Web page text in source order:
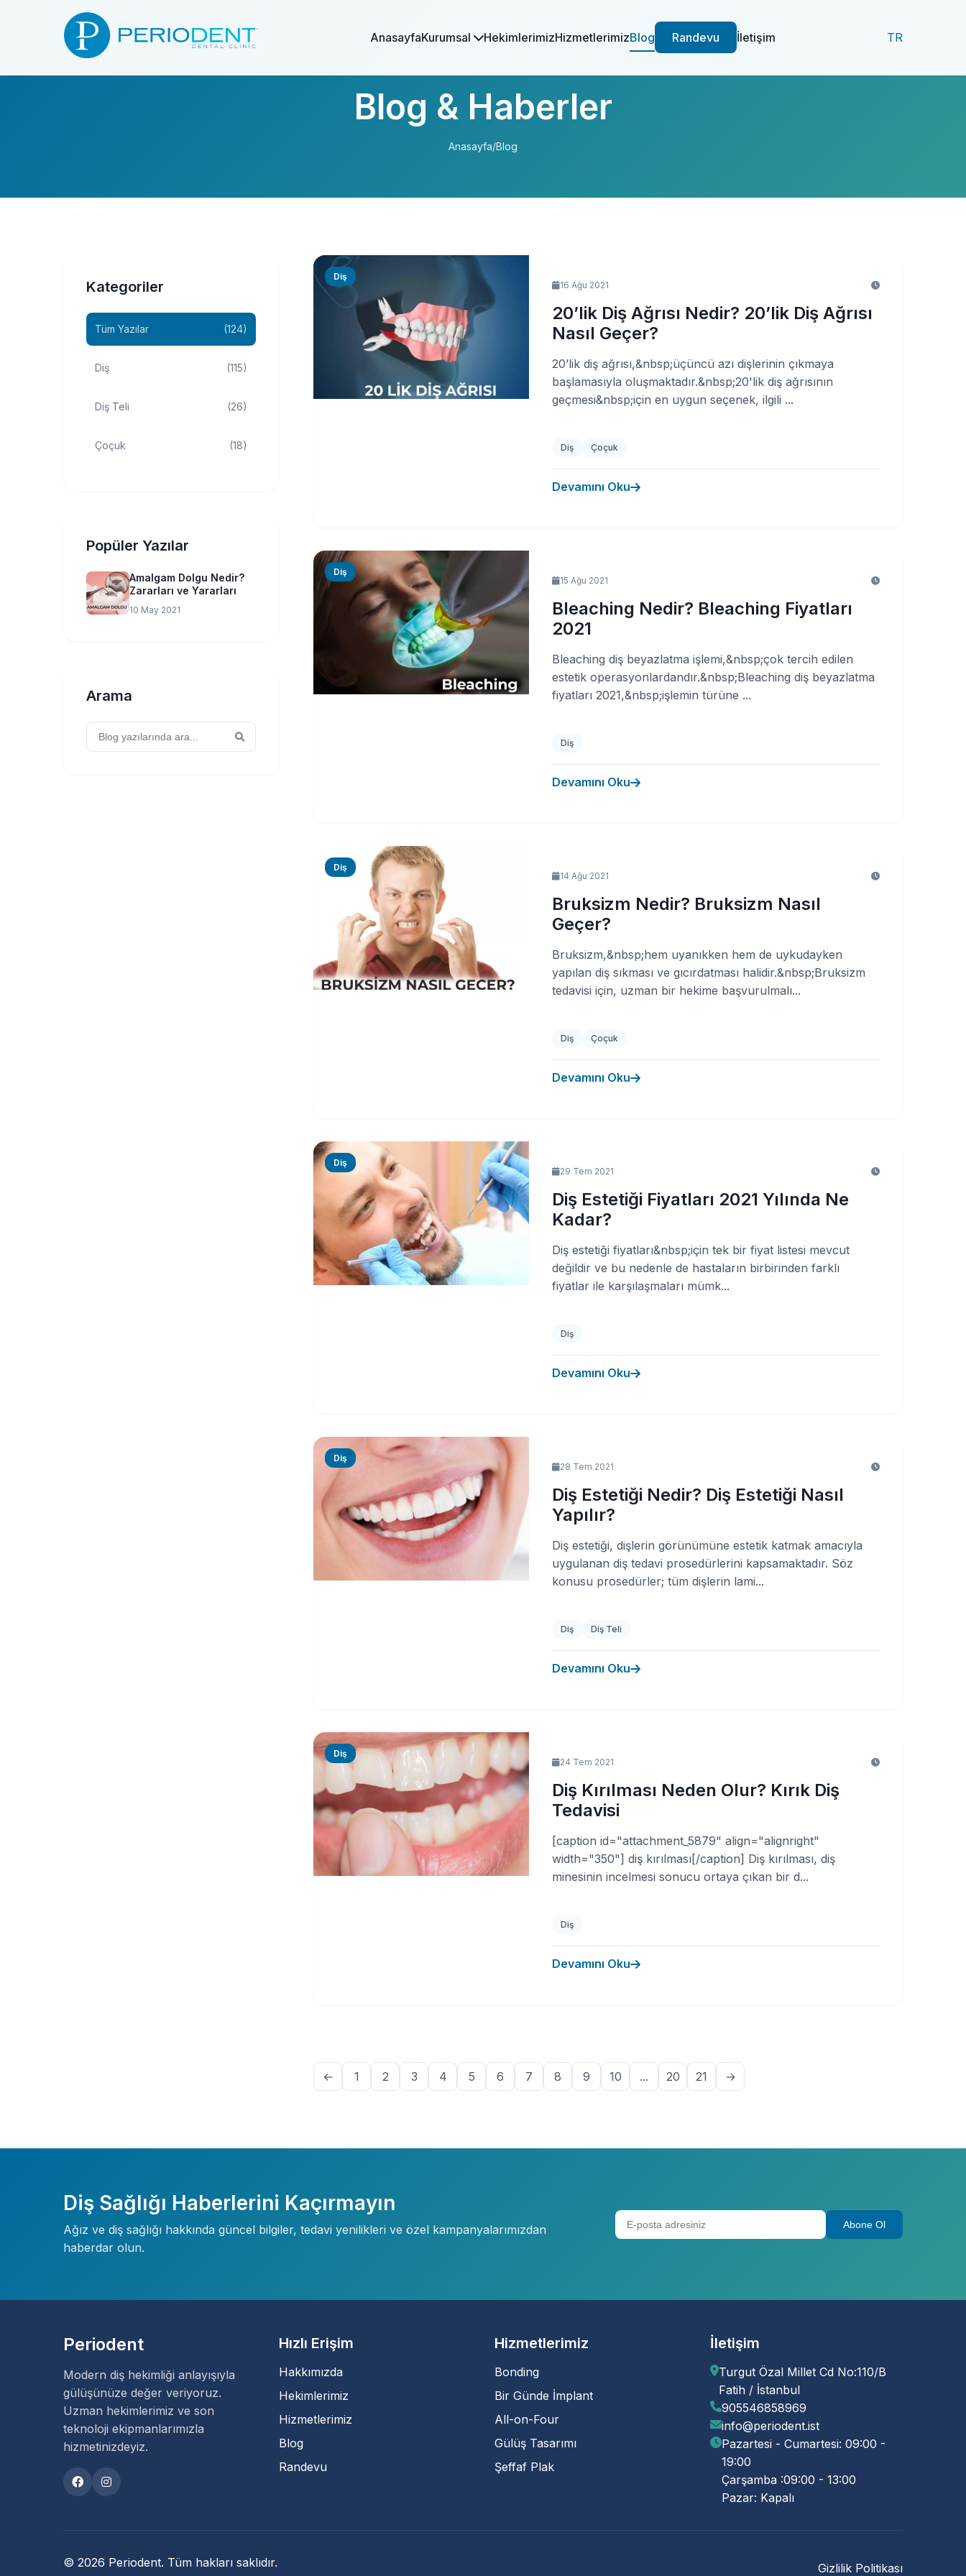
AnasayfaKurumsal HekimlerimizHizmetlerimizBlog Randevu İletişim TR
Blog & Haberler
Anasayfa/Blog
Kategoriler
Tüm Yazılar (124)
Diş (115)
Diş Teli (26)
Çoçuk (18)
Popüler Yazılar
Amalgam Dolgu Nedir?
Zararları ve Yararları
10 May 2021
Arama
Diş
16 Ağu 2021
20’lik Diş Ağrısı Nedir? 20’lik Diş Ağrısı
Nasıl Geçer?
20’lik diş ağrısı,&nbsp;üçüncü azı dişlerinin çıkmaya
başlamasıyla oluşmaktadır.&nbsp;20'lik diş ağrısının
geçmesi&nbsp;için en uygun seçenek, ilgili ...
Diş Çoçuk
Devamını Oku
Diş
15 Ağu 2021
Bleaching Nedir? Bleaching Fiyatları
2021
Bleaching diş beyazlatma işlemi,&nbsp;çok tercih edilen
estetik operasyonlardandır.&nbsp;Bleaching diş beyazlatma
fiyatları 2021,&nbsp;işlemin türüne ...
Diş
Devamını Oku
Diş
14 Ağu 2021
Bruksizm Nedir? Bruksizm Nasıl
Geçer?
Bruksizm,&nbsp;hem uyanıkken hem de uykudayken
yapılan diş sıkması ve gıcırdatması halidir.&nbsp;Bruksizm
tedavisi için, uzman bir hekime başvurulmalı...
Diş Çoçuk
Devamını Oku
Diş
29 Tem 2021
Diş Estetiği Fiyatları 2021 Yılında Ne
Kadar?
Diş estetiği fiyatları&nbsp;için tek bir fiyat listesi mevcut
değildir ve bu nedenle de hastaların birbirinden farklı
fiyatlar ile karşılaşmaları mümk...
Diş
Devamını Oku
Diş
28 Tem 2021
Diş Estetiği Nedir? Diş Estetiği Nasıl
Yapılır?
Diş estetiği, dişlerin görünümüne estetik katmak amacıyla
uygulanan diş tedavi prosedürlerini kapsamaktadır. Söz
konusu prosedürler; tüm dişlerin lami...
Diş Diş Teli
Devamını Oku
Diş
24 Tem 2021
Diş Kırılması Neden Olur? Kırık Diş
Tedavisi
[caption id="attachment_5879" align="alignright"
width="350"] diş kırılması[/caption] Diş kırılması, diş
minesinin incelmesi sonucu ortaya çıkan bir d...
Diş
Devamını Oku
← 1 2 3 4 5 6 7 8 9 10 ... 20 21 →
Diş Sağlığı Haberlerini Kaçırmayın
Ağız ve diş sağlığı hakkında güncel bilgiler, tedavi yenilikleri ve özel kampanyalarımızdan
haberdar olun.
Abone Ol
Periodent
Modern diş hekimliği anlayışıyla
gülüşünüze değer veriyoruz.
Uzman hekimlerimiz ve son
teknoloji ekipmanlarımızla
hizmetinizdeyiz.
Hızlı Erişim
Hakkımızda
Hekimlerimiz
Hizmetlerimiz
Blog
Randevu
Hizmetlerimiz
Bonding
Bir Günde İmplant
All-on-Four
Gülüş Tasarımı
Şeffaf Plak
İletişim
Turgut Özal Millet Cd No:110/B
Fatih / İstanbul
905546858969
info@periodent.ist
Pazartesi - Cumartesi: 09:00 -
19:00
Çarşamba :09:00 - 13:00
Pazar: Kapalı
© 2026 Periodent. Tüm hakları saklıdır. Gizlilik Politikası